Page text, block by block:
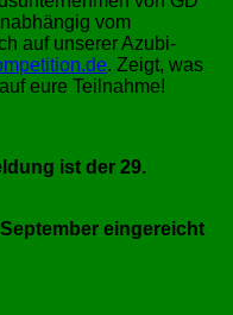
vom
auf unserer Azubi-
. Zeigt, was
eure Teilnahme!
ist der 29.
eingereicht